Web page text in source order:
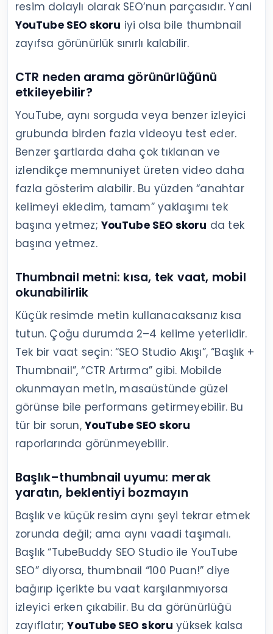
resim dolaylı olarak SEO’nun parçasıdır. Yani
YouTube SEO skoru iyi olsa bile thumbnail
zayıfsa görünürlük sınırlı kalabilir.
CTR neden arama görünürlüğünü
etkileyebilir?
YouTube, aynı sorguda veya benzer izleyici
grubunda birden fazla videoyu test eder.
Benzer şartlarda daha çok tıklanan ve
izlendikçe memnuniyet üreten video daha
fazla gösterim alabilir. Bu yüzden “anahtar
kelimeyi ekledim, tamam” yaklaşımı tek
başına yetmez;YouTube SEO skoru da tek
başına yetmez.
Thumbnail metni: kısa, tek vaat, mobil
okunabilirlik
Küçük resimde metin kullanacaksanız kısa
tutun. Çoğu durumda 2–4 kelime yeterlidir.
Tek bir vaat seçin: “SEO Studio Akışı”, “Başlık +
Thumbnail”, “CTR Artırma” gibi. Mobilde
okunmayan metin, masaüstünde güzel
görünse bile performans getirmeyebilir. Bu
tür bir sorun,YouTube SEO skoru
raporlarında görünmeyebilir.
Başlık–thumbnail uyumu: merak
yaratın, beklentiyi bozmayın
Başlık ve küçük resim aynı şeyi tekrar etmek
zorunda değil; ama aynı vaadi taşımalı.
Başlık “TubeBuddy SEO Studio ile YouTube
SEO” diyorsa, thumbnail “100 Puan!” diye
bağırıp içerikte bu vaat karşılanmıyorsa
izleyici erken çıkabilir. Bu da görünürlüğü
zayıflatır;YouTube SEO skoru yüksek kalsa